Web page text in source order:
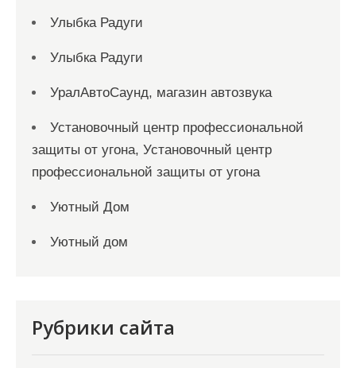
Улыбка Радуги
Улыбка Радуги
УралАвтоСаунд, магазин автозвука
Установочный центр профессиональной
защиты от угона, Установочный центр
профессиональной защиты от угона
Уютный Дом
Уютный дом
Рубрики сайта